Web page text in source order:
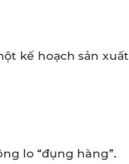
kế hoạch sản xuất
lo “đụng hàng”.